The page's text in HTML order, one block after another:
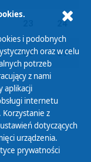
24
30 31
i podobnych
oraz w celu
potrzeb
z nami
aplikacji
internetu
Korzystanie z
dotyczących
urządzenia.
prywatności